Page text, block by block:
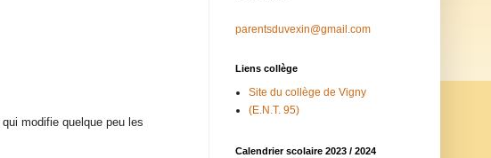
modifie quelque peu les
parentsduvexin@gmail.com
Liens collège
Site du collège de Vigny
(E.N.T. 95)
Calendrier scolaire 2023 / 2024